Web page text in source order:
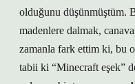
olduğunu düşünmüştüm.
madenlere dalmak,
zamanla fark ettim ki, bu
tabii ki “Minecraft eşek”